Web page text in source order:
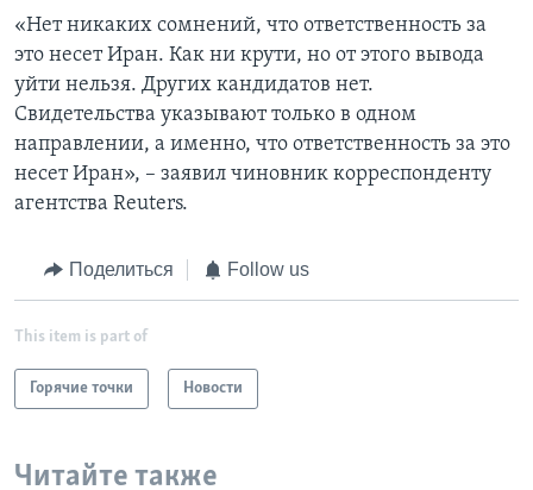
«Нет никаких сомнений, что ответственность за
это несет Иран. Как ни крути, но от этого вывода
уйти нельзя. Других кандидатов нет.
Свидетельства указывают только в одном
направлении, а именно, что ответственность за это
несет Иран», – заявил чиновник корреспонденту
агентства Reuters.
Поделиться Follow us
This item is part of
Горячие точки Новости
Читайте также